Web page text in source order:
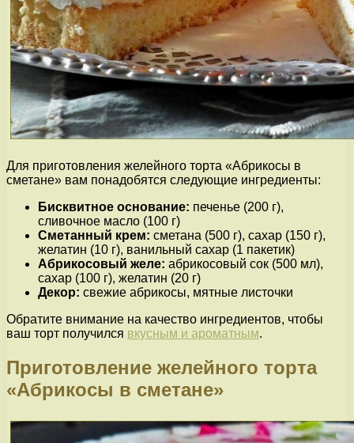
Для приготовления желейного торта «Абрикосы в
сметане» вам понадобятся следующие ингредиенты:
Бисквитное основание: печенье (200 г),
сливочное масло (100 г)
Сметанный крем: сметана (500 г), сахар (150 г),
желатин (10 г), ванильный сахар (1 пакетик)
Абрикосовый желе: абрикосовый сок (500 мл),
сахар (100 г), желатин (20 г)
Декор: свежие абрикосы, мятные листочки
Обратите внимание на качество ингредиентов, чтобы
ваш торт получился вкусным и ароматным.
Приготовление желейного торта
«Абрикосы в сметане»